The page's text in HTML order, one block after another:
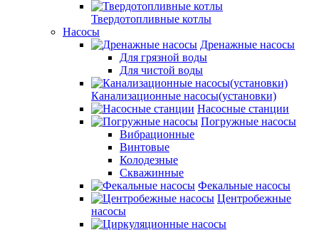
Твердотопливные котлы
Насосы
Дренажные насосы
Для грязной воды
Для чистой воды
Канализационные насосы(установки)
Насосные станции
Погружные насосы
Вибрационные
Винтовые
Колодезные
Скважинные
Фекальные насосы
Центробежные
насосы